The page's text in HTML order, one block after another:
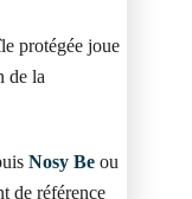
protégée joue
de la
Nosy Be ou
de référence